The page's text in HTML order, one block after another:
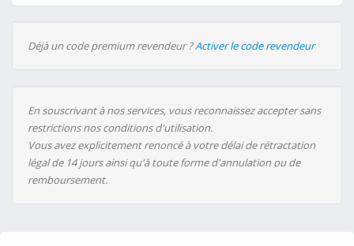
Déjà un code premium revendeur ?Activer le code revendeur
En souscrivant à nos services, vous reconnaissez accepter sans
restrictions nos conditions d'utilisation.
Vous avez explicitement renoncé à votre délai de rétractation
légal de 14 jours ainsi qu'à toute forme d'annulation ou de
remboursement.